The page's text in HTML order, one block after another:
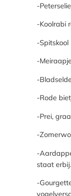
-Peterselie
-Koolrabi
-Spitskool
-
-
-Rode
-Prei,
-
-
staat erbij.
-